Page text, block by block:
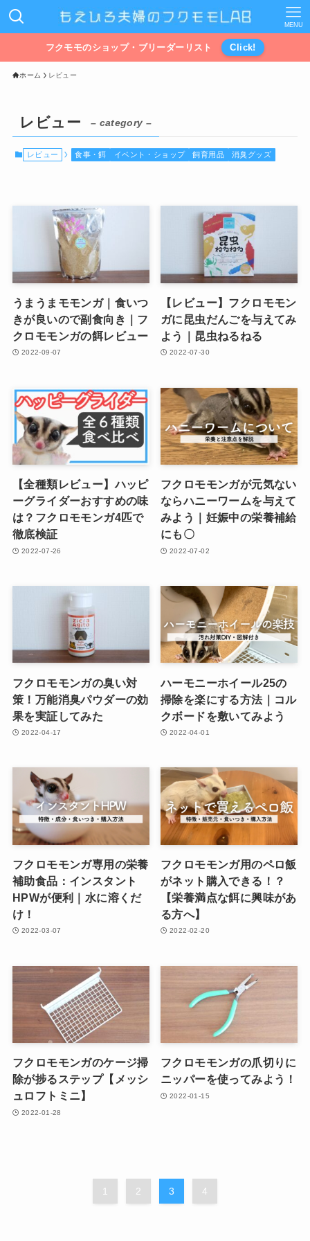
MENU
フクモモのショップ・ブリーダーリスト Click!
ホーム レビュー
レビュー – category –
レビュー 食事・餌 イベント・ショップ 飼育用品 消臭グッズ
うまうまモモンガ｜食いつ
きが良いので副食向き｜フ
クロモモンガの餌レビュー
2022-09-07
【レビュー】フクロモモン
ガに昆虫だんごを与えてみ
よう｜昆虫ねるねる
2022-07-30
【全種類レビュー】ハッピ
ーグライダーおすすめの味
は？フクロモモンガ4匹で
徹底検証
2022-07-26
フクロモモンガが元気ない
ならハニーワームを与えて
みよう｜妊娠中の栄養補給
にも〇
2022-07-02
フクロモモンガの臭い対
策！万能消臭パウダーの効
果を実証してみた
2022-04-17
ハーモニーホイール25の
掃除を楽にする方法｜コル
クボードを敷いてみよう
2022-04-01
フクロモモンガ専用の栄養
補助食品：インスタント
HPWが便利｜水に溶くだ
け！
2022-03-07
フクロモモンガ用のペロ飯
がネット購入できる！？
【栄養満点な餌に興味があ
る方へ】
2022-02-20
フクロモモンガのケージ掃
除が捗るステップ【メッシ
ュロフトミニ】
2022-01-28
フクロモモンガの爪切りに
ニッパーを使ってみよう！
2022-01-15
1 2 3 4